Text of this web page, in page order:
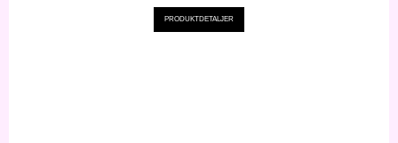
PRODUKTDETALJER